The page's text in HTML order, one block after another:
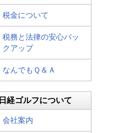
税金について
税務と法律の安心バッ
クアップ
なんでもＱ＆Ａ
日経ゴルフについて
会社案内